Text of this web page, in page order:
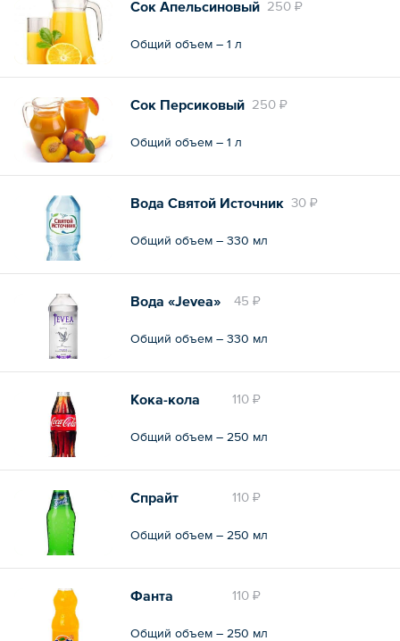
250 ₽
Сок Апельсиновый
Общий объем – 1 л
250 ₽
Сок Персиковый
Общий объем – 1 л
30 ₽
Вода Святой Источник
Общий объем – 330 мл
45 ₽
Вода «Jevea»
Общий объем – 330 мл
110 ₽
Кока-кола
Общий объем – 250 мл
110 ₽
Спрайт
Общий объем – 250 мл
110 ₽
Фанта
Общий объем – 250 мл